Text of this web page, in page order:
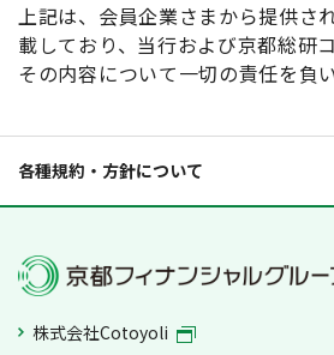
上記は、会員企業さまから提供さ
載しており、当行および京都総研
その内容について一切の責任を負
各種規約・方針について
株式会社Cotoyoli